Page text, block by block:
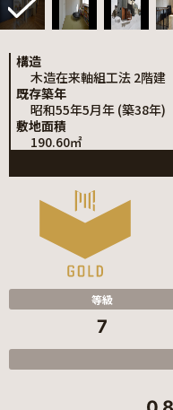
構造
木造在来軸組工法 2階建
既存築年
昭和55年5月年 (築38年)
敷地面積
190.60㎡
等級
7